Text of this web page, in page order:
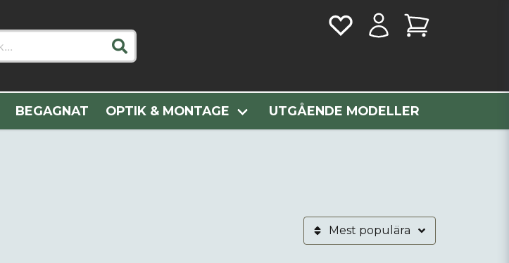
BEGAGNAT OPTIK & MONTAGE UTGÅENDE MODELLER
Woolpower
Mest populära